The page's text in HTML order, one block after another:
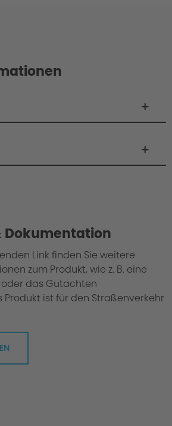
Dokumentation
Link finden Sie weitere
zum Produkt, wie z. B. eine
das Gutachten
ist für den Straßenverkehr